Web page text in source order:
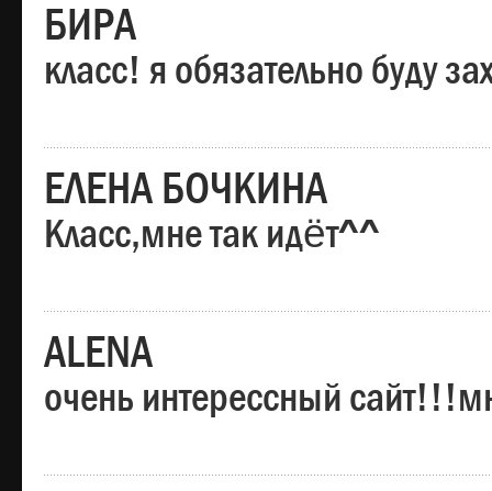
БИРА
класс! я обязательно буду
ЕЛЕНА БОЧКИНА
Класс,мне так идёт^^
ALENA
очень интерессный